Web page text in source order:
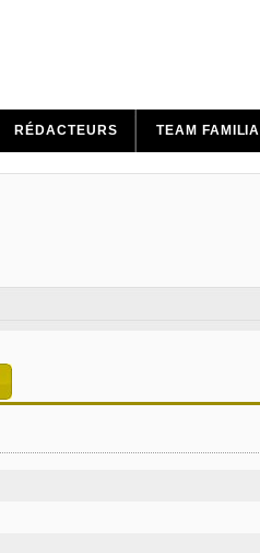
RÉDACTEURS TEAM FAMILIA